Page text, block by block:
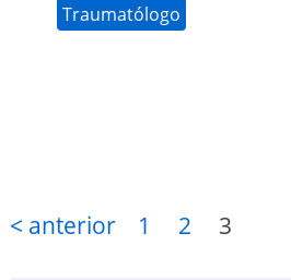
Traumatólogo
< anterior 1 2 3